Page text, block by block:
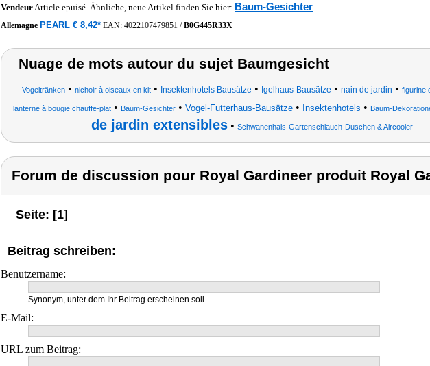
VendeurArticle epuisé. Ähnliche, neue Artikel finden Sie hier: Baum-Gesichter
Allemagne PEARL € 8,42* EAN: 4022107479851 /B0G445R33X
Nuage de mots autour du sujet Baumgesicht
Vogeltränken • nichoir à oiseaux en kit • Insektenhotels Bausätze • Igelhaus-Bausätze • nain de jardin • figurine
lanterne à bougie chauffe-plat • Baum-Gesichter • Vogel-Futterhaus-Bausätze • Insektenhotels • Baum-
de jardin extensibles• Schwanenhals-Gartenschlauch-Duschen & Aircooler
Forum de discussion pour Royal Gardineer produit Royal
Seite: [1]
Beitrag schreiben:
Benutzername:
Synonym, unter dem Ihr Beitrag erscheinen soll
E-Mail:
URL zum Beitrag: